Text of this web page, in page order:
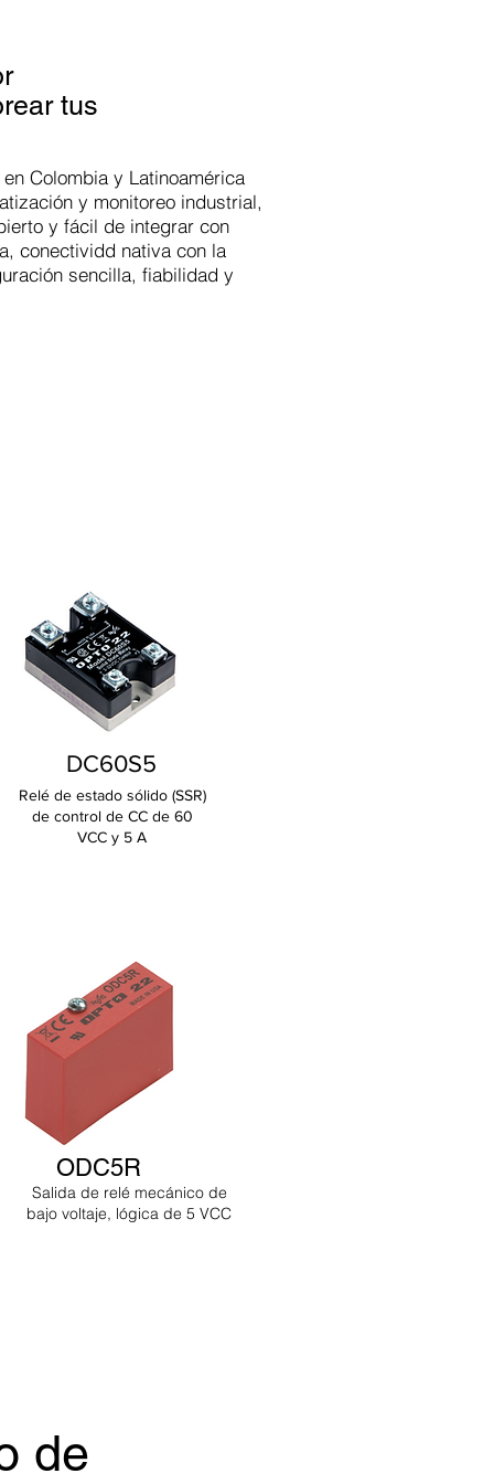
tus
Colombia y Latinoamérica
y monitoreo industrial,
y fácil de integrar con
conectividd nativa con la
sencilla, fiabilidad y
DC60S5
Relé de estado sólido (SSR)
de control de CC de 60
VCC y 5 A
ODC5R
Salida de relé mecánico de
bajo voltaje, lógica de 5 VCC
de